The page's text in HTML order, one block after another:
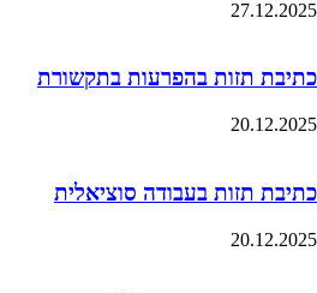
27.12.2025
כתיבת תזות בהפרעות בתקשורת
20.12.2025
כתיבת תזות בעבודה סוציאלית
20.12.2025